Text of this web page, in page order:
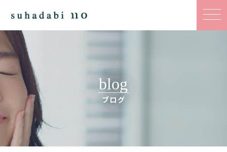
blog
ブログ